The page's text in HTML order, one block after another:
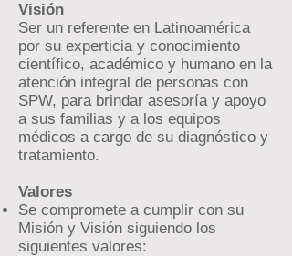
Visión
Ser un referente en Latinoamérica
por su experticia y conocimiento
científico, académico y humano en la
atención integral de personas con
SPW, para brindar asesoría y apoyo
a sus familias y a los equipos
médicos a cargo de su diagnóstico y
tratamiento.
Valores
Se compromete a cumplir con su
Misión y Visión siguiendo los
siguientes valores: